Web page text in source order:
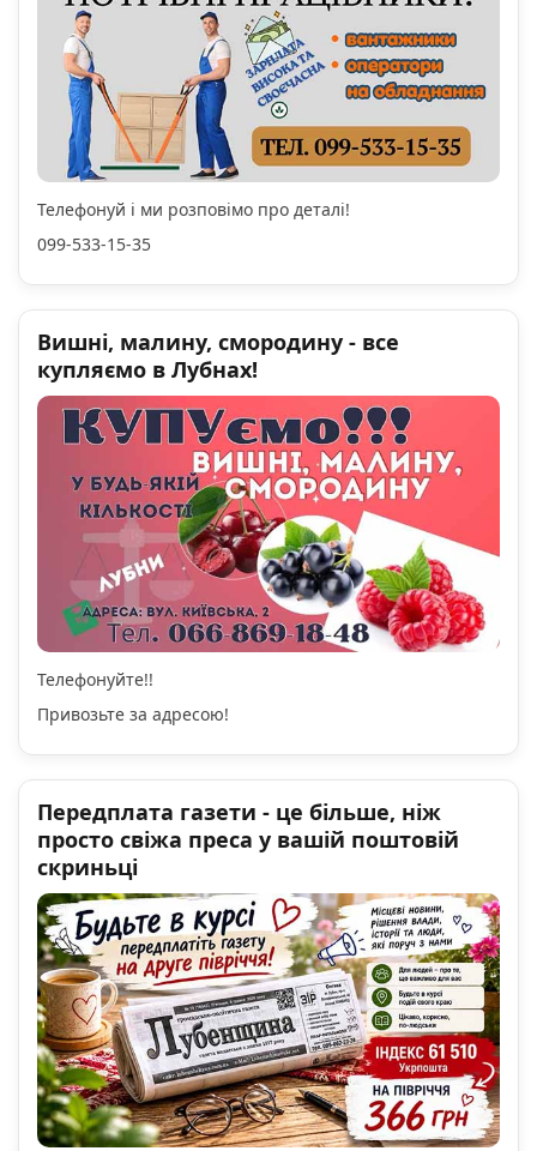
Телефонуй і ми розповімо про деталі!
099-533-15-35
Вишні, малину, смородину - все
купляємо в Лубнах!
Телефонуйте!!
Привозьте за адресою!
Передплата газети - це більше, ніж
просто свіжа преса у вашій поштовій
скриньці